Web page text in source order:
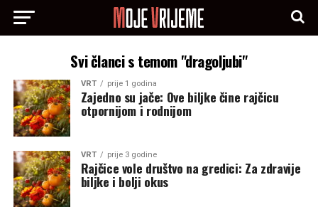
Svi članci s temom "dragoljubi"
VRT prije 1 godina
Zajedno su jače: Ove biljke čine rajčicu
otpornijom i rodnijom
VRT prije 3 godine
Rajčice vole društvo na gredici: Za zdravije
biljke i bolji okus